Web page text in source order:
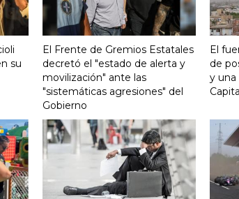
su
El Frente de Gremios Estatales
decretó el "estado de alerta y
movilización" ante las
"sistemáticas agresiones" del
Gobierno
El
de
y una
Capital